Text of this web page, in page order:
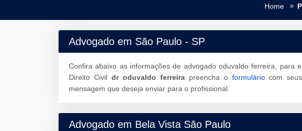
Home
Advogado em São Paulo - SP
Confira abaixo as informações de advogado oduvaldo ferreira, para
Direito Civil dr oduvaldo ferreirapreencha o formuláriocom
mensagem que deseja enviar para o profissional.
Advogado em Bela Vista São Paulo